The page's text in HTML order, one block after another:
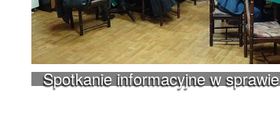
Spotkanie informacyjne w